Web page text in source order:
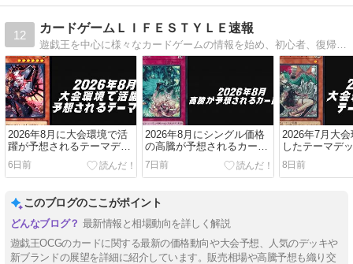
12
カードゲームＬＩＦＥＳＴＹＬＥ速報
遊戯王を中心に様々なカードゲームの情報を始め、初心者、復帰を考えている方にデッキレシピなどもお届けしております！
2026年8月に大会環境で活
躍が予想されるテーマデッ
キ5選【遊戯王OCG】
6日前
2026年8月にシングル価格
の高騰が予想されるカード
6選【遊戯王OCG】
7日前
2026年7月大
したテーマデ
戯王OCG】
8日前
このブログのここがポイント
最新情報と相場動向を詳しく解説
遊戯王OCGのカードに関する最新の価格動向や大会予想、人気のデッキや
新ブランドの展望を詳細に紹介しています。販売相場や高騰予想も織り交